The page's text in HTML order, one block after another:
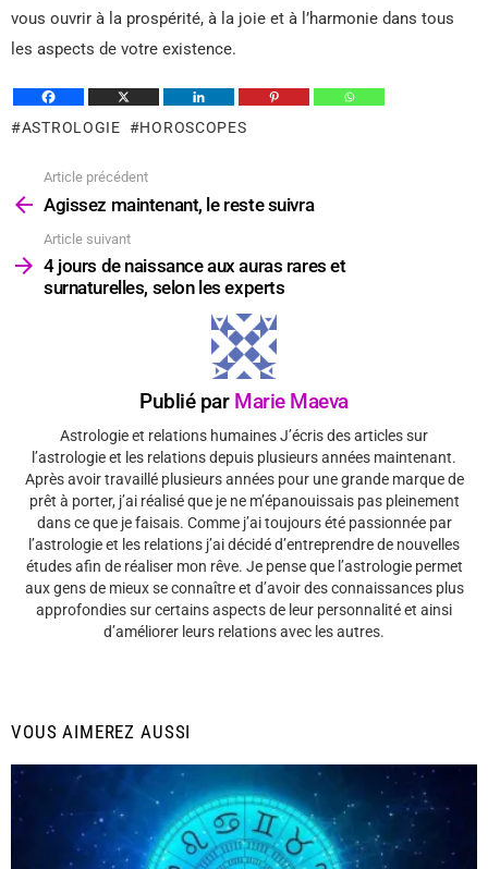
vous ouvrir à la prospérité, à la joie et à l’harmonie dans tous
les aspects de votre existence.
ASTROLOGIE HOROSCOPES
plus
Article précédent
Agissez maintenant, le reste suivra
Article suivant
4 jours de naissance aux auras rares et
surnaturelles, selon les experts
Publié par Marie Maeva
Astrologie et relations humaines J’écris des articles sur
l’astrologie et les relations depuis plusieurs années maintenant.
Après avoir travaillé plusieurs années pour une grande marque de
prêt à porter, j’ai réalisé que je ne m’épanouissais pas pleinement
dans ce que je faisais. Comme j’ai toujours été passionnée par
l’astrologie et les relations j’ai décidé d’entreprendre de nouvelles
études afin de réaliser mon rêve. Je pense que l’astrologie permet
aux gens de mieux se connaître et d’avoir des connaissances plus
approfondies sur certains aspects de leur personnalité et ainsi
d’améliorer leurs relations avec les autres.
VOUS AIMEREZ AUSSI